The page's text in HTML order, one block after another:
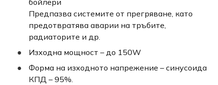
бойлери
Предпазва системите от прегряване, като
предотвратява аварии на тръбите,
радиаторите и др.
Изходна мощност – до 150W
Форма на изходното напрежение – синусоида
КПД – 95%.